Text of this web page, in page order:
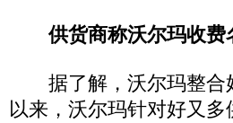
供货商称沃尔玛收费
据了解，沃尔玛整合
以来，沃尔玛针对好又